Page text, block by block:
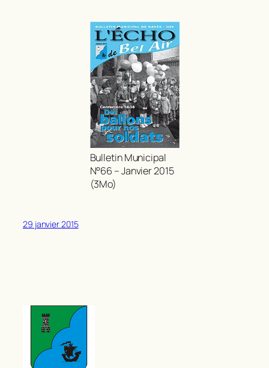
Bulletin Municipal
N°66 – Janvier 2015
(3Mo)
29 janvier 2015